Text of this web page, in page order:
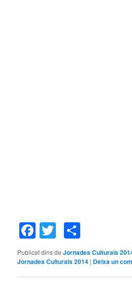
Facebook
Twitter
Publicat dins de Jornades Culturals
Jornades Culturals 2014 | Deixa un